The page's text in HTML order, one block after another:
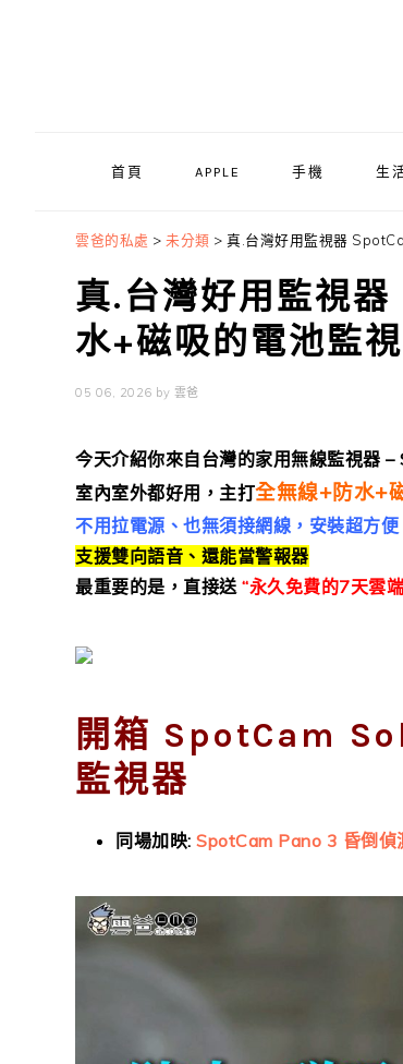
首頁 APPLE 手機 生
雲爸的私處 > 未分類 > 真.台灣好用監視器
真.台灣好用監視
水+磁吸的電池監
05 06, 2026 by 雲爸
今天介紹你來自台灣的家用無線監視器
室內室外都好用，主打全無線+防水+
不用拉電源、也無須接網線，安裝超方便
支援雙向語音、還能當警報器
最重要的是，直接送 “永久免費的7天雲
開箱 SpotCam
監視器
同場加映: SpotCam Pano 3 昏倒